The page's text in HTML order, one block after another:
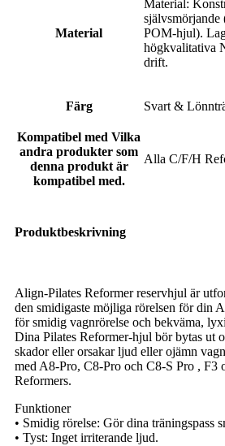
Material
Material:
självsmörjande
POM-hjul).
högkvalitativa
drift.
Färg Svart &
Kompatibel med Vilka
andra produkter som
denna produkt är
kompatibel med.
Alla C/F/H
Produktbeskrivning
Align-Pilates Reformer reservhjul är
den smidigaste möjliga rörelsen för din
för smidig vagnrörelse och bekväma,
Dina Pilates Reformer-hjul bör bytas ut
skador eller orsakar ljud eller ojämn
med A8-Pro, C8-Pro och C8-S Pro , F3
Reformers.
Funktioner
• Smidig rörelse: Gör dina träningspass
• Tyst: Inget irriterande ljud.